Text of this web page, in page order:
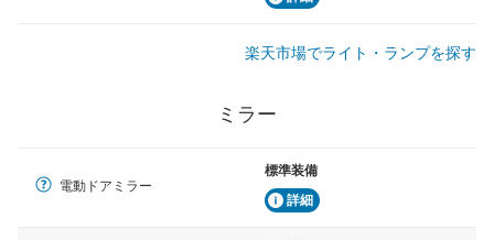
楽天市場でライト・ランプを探す
ミラー
電動ドアミラー
標準装備
詳細